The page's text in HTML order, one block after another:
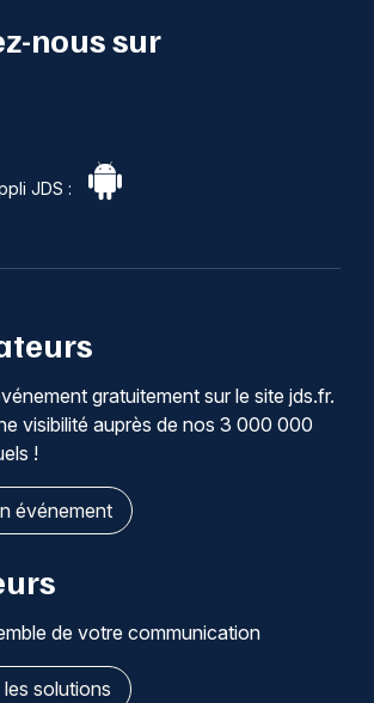
nous sur
JDS :
gratuitement sur le site jds.fr.
visibilité auprès de nos 3 000 000
!
événement
de votre communication
solutions